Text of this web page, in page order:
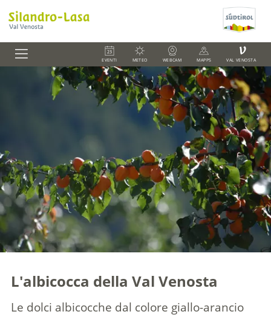
EVENTI METEO WEBCAM MAPPS
V
VAL VENOSTA
L'albicocca della Val Venosta
Le dolci albicocche dal colore giallo-arancio